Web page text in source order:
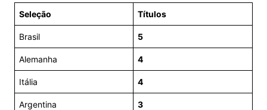
Seleção Títulos
Brasil 5
Alemanha 4
Itália 4
Argentina 3